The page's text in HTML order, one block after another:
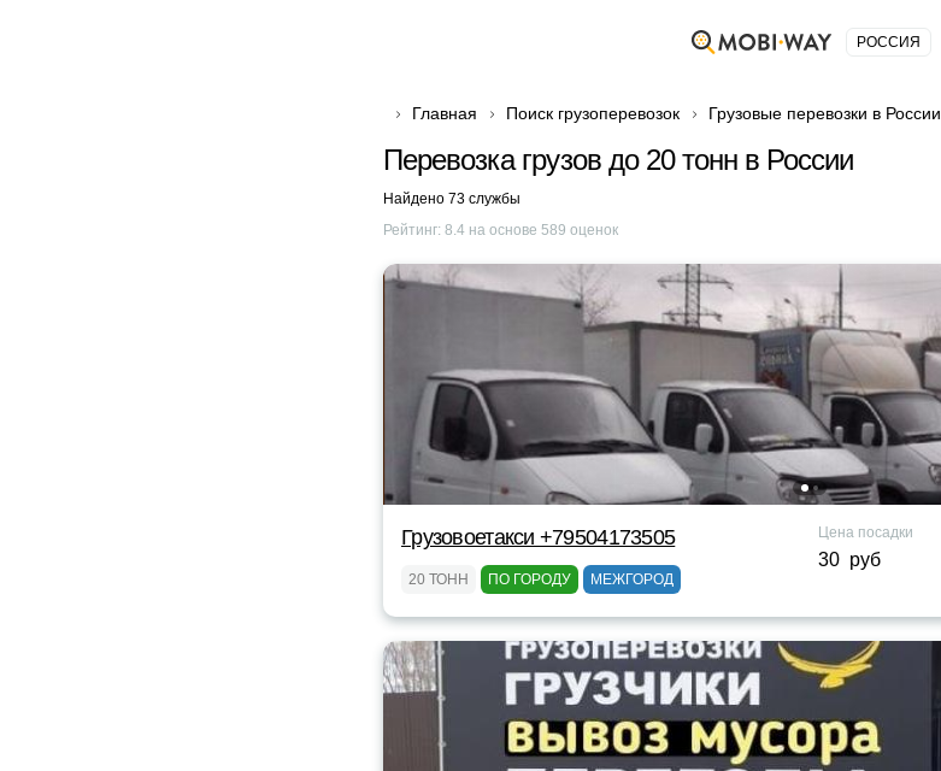
РОССИЯ
Главная Поиск грузоперевозок Грузовые перевозки в России
Перевозка грузов до 20 тонн в России
Найдено 73 службы
Рейтинг: 8.4 на основе 589 оценок
Грузовоетакси +79504173505
20 ТОНН ПО ГОРОДУ МЕЖГОРОД
Цена посадки
30 руб